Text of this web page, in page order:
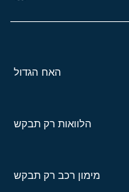
האח הגדול
הלוואות רק תבקש
מימון רכב רק תבקש